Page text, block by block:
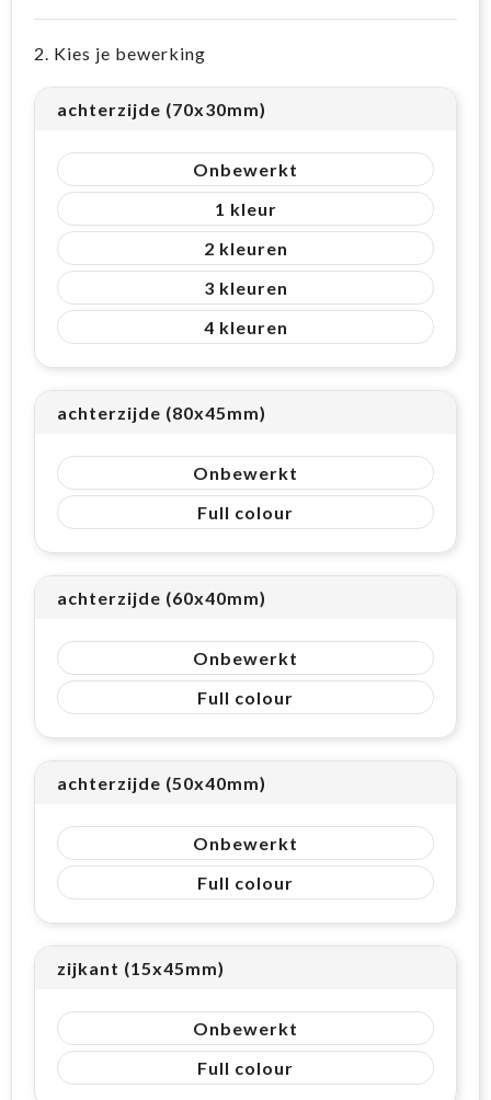
2. Kies je bewerking
achterzijde (70x30mm)
Onbewerkt
1
2
3
4
achterzijde (80x45mm)
Onbewerkt
Full colour
achterzijde (60x40mm)
Onbewerkt
Full colour
achterzijde (50x40mm)
Onbewerkt
Full colour
zijkant (15x45mm)
Onbewerkt
Full colour